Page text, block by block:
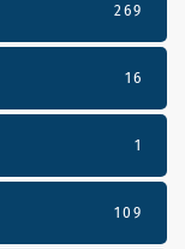
269
16
1
109